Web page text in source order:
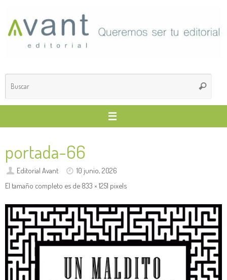
contenido
Buscar
portada-66
Editorial Avant
10 junio, 2026
El tamaño completo es de 833 × 1251 pixels